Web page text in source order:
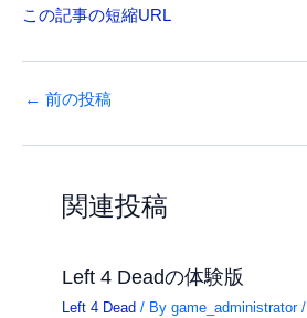
この記事の短縮URL
← 前の投稿
関連投稿
Left 4 Deadの体験版
Left 4 Dead / Bygame_administrator/